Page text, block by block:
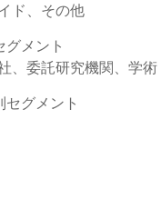
ド、その他
グメント
、委託研究機関、学
グメント